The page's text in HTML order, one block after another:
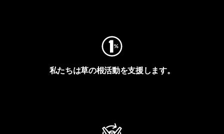
私たちは草の根活動を支援します。